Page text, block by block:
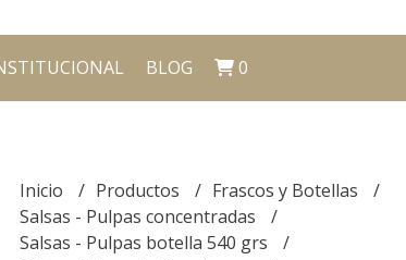
BLOG 0
Inicio Productos
Frascos y Botellas
Salsas - Pulpas concentradas
Salsas - Pulpas botella 540 grs